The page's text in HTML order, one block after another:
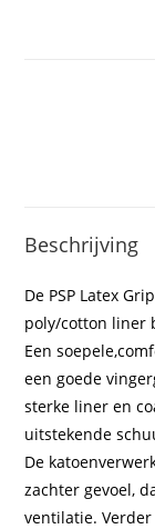
Beschrijving
De PSP Latex
poly/cotton liner
Een
een goede
sterke liner en
uitstekende
De
zachter gevoel,
ventilatie.